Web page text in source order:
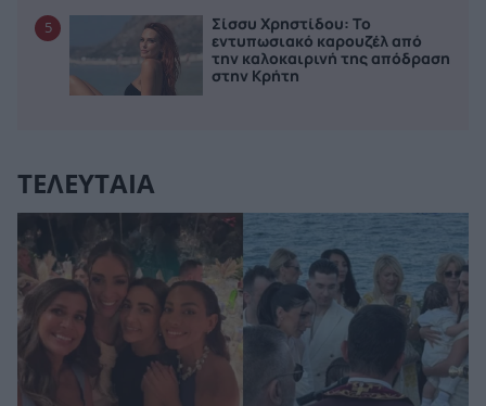
5
Σίσσυ Χρηστίδου: Το
εντυπωσιακό καρουζέλ από
την καλοκαιρινή της απόδραση
στην Κρήτη
ΤΕΛΕΥΤΑΙΑ